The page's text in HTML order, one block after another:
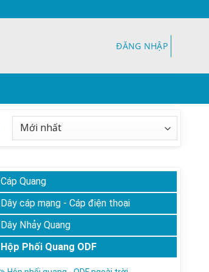
ĐĂNG NHẬP
Cáp Quang
Dây cáp mạng - Cáp điện thoại
Dây Nhảy Quang
Hộp Phối Quang ODF